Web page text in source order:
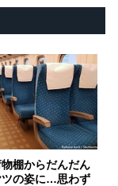
棚からだんだん
ツの姿に…思わず